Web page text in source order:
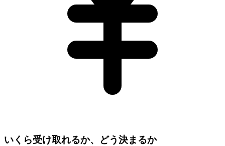
いくら受け取れるか、どう決まるか